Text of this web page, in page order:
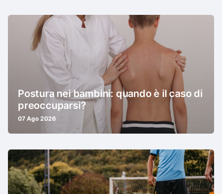
Postura nei bambini: quando è il caso di
preoccuparsi?
07 Ago 2026